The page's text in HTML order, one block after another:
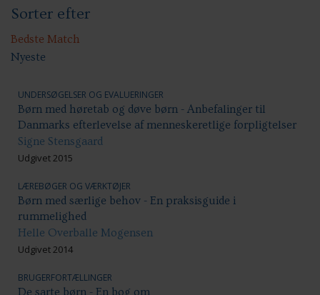
Sorter efter
Bedste Match
Nyeste
UNDERSØGELSER OG EVALUERINGER
Børn med høretab og døve børn - Anbefalinger til
Danmarks efterlevelse af menneskeretlige forpligtelser
Signe Stensgaard
Udgivet 2015
LÆREBØGER OG VÆRKTØJER
Børn med særlige behov - En praksisguide i
rummelighed
Helle Overballe Mogensen
Udgivet 2014
BRUGERFORTÆLLINGER
De sarte børn - En bog om